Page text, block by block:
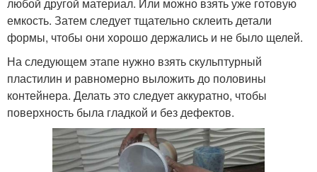
любой другой материал. Или можно взять уже готовую
емкость. Затем следует тщательно склеить детали
формы, чтобы они хорошо держались и не было щелей.
На следующем этапе нужно взять скульптурный
пластилин и равномерно выложить до половины
контейнера. Делать это следует аккуратно, чтобы
поверхность была гладкой и без дефектов.